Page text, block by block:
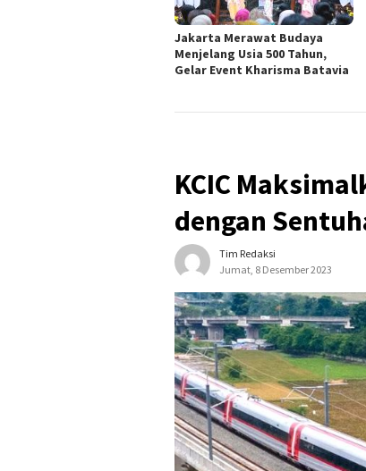
Jakarta Merawat Budaya
Menjelang Usia 500 Tahun,
Gelar Event Kharisma Batavia
KCIC
dengan
Tim Redaksi
Jumat, 8 Desember 2023